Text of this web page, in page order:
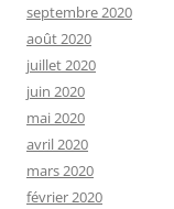
septembre 2020
août 2020
juillet 2020
juin 2020
mai 2020
avril 2020
mars 2020
février 2020